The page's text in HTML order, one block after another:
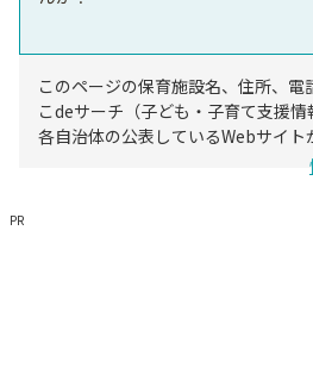
このページの保育施設名、住所、電
こdeサーチ（子ども・子育て支援情
各自治体の公表しているWebサイト
PR